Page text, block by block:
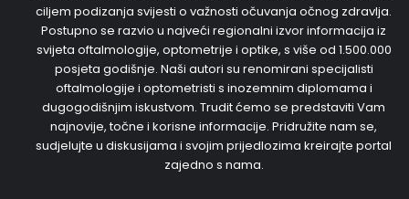
ciljem podizanja svijesti o važnosti očuvanja očnog zdravlja.
Postupno se razvio u najveći regionalni izvor informacija iz
svijeta oftalmologije, optometrije i optike, s više od 1.500.000
posjeta godišnje. Naši autori su renomirani specijalisti
oftalmologije i optometristi s inozemnim diplomama i
dugogodišnjim iskustvom. Trudit ćemo se predstaviti Vam
najnovije, točne i korisne informacije. Pridružite nam se,
sudjelujte u diskusijama i svojim prijedlozima kreirajte portal
zajedno s nama.